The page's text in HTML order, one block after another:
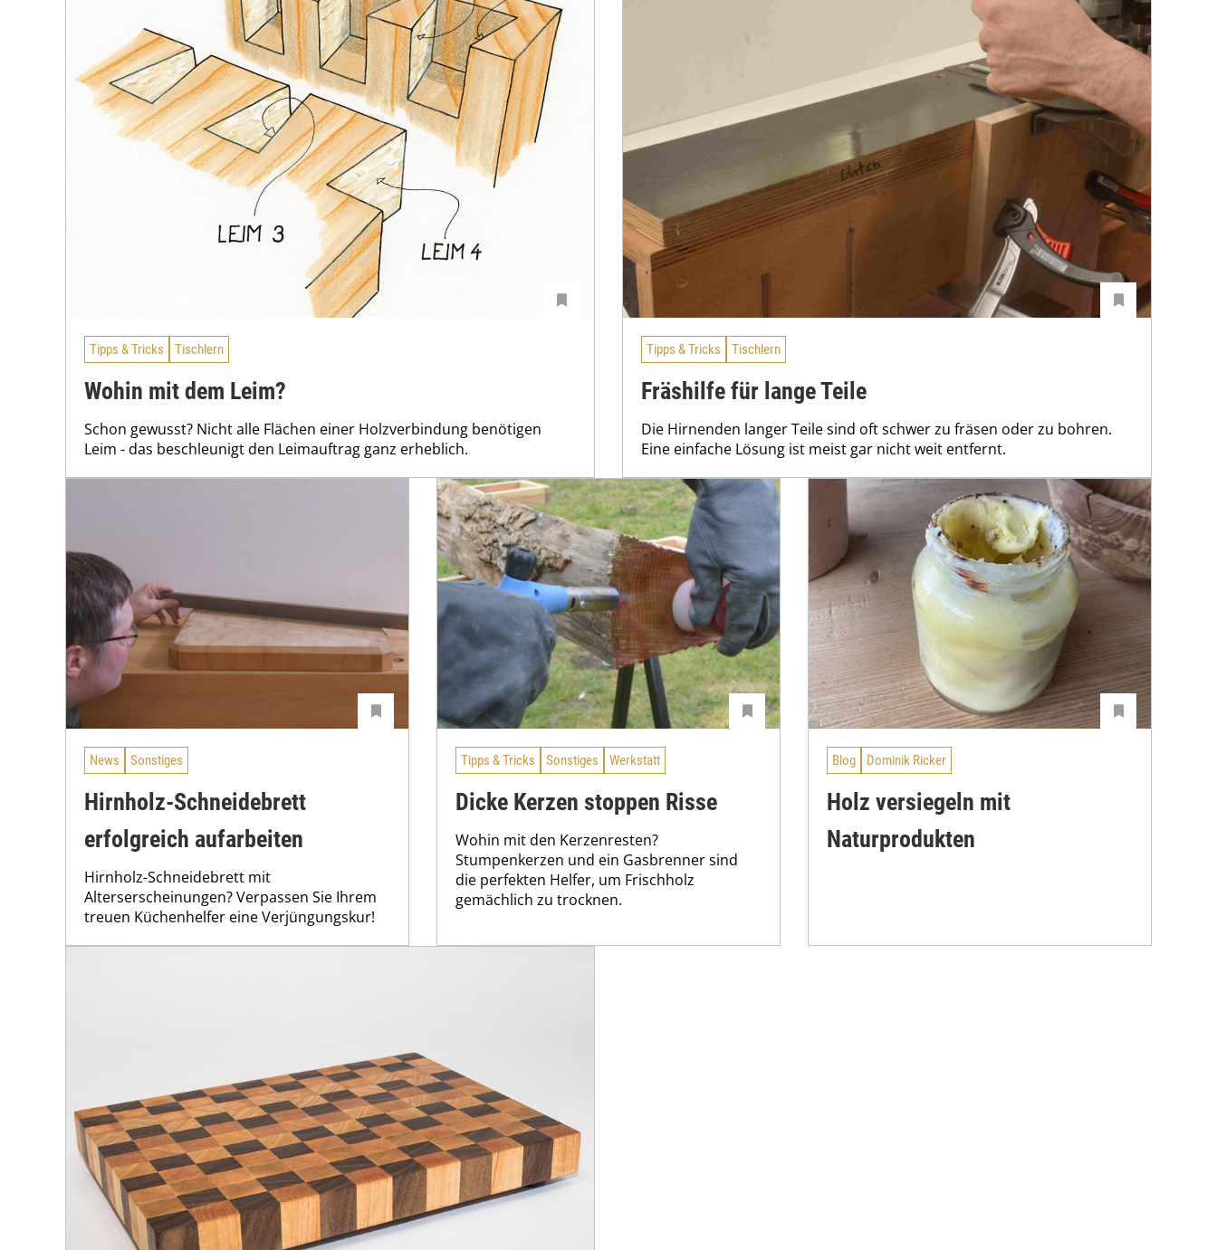
Tipps & Tricks Tischlern
Wohin mit dem Leim?
Schon gewusst? Nicht alle Flächen einer Holzverbindung benötigen
Leim - das beschleunigt den Leimauftrag ganz erheblich.
Tipps & Tricks Tischlern
Fräshilfe für lange Teile
Die Hirnenden langer Teile sind oft schwer zu fräsen oder zu bohren.
Eine einfache Lösung ist meist gar nicht weit entfernt.
News Sonstiges
Hirnholz-Schneidebrett
erfolgreich aufarbeiten
Hirnholz-Schneidebrett mit
Alterserscheinungen? Verpassen Sie Ihrem
treuen Küchenhelfer eine Verjüngungskur!
Tipps & Tricks Sonstiges Werkstatt
Dicke Kerzen stoppen Risse
Wohin mit den Kerzenresten?
Stumpenkerzen und ein Gasbrenner sind
die perfekten Helfer, um Frischholz
gemächlich zu trocknen.
Blog Dominik Ricker
Holz versiegeln mit
Naturprodukten